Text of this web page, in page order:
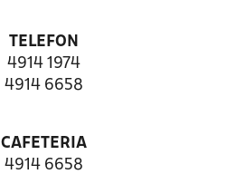
TELEFON
4914 1974
4914 6658
CAFETERIA
4914 6658